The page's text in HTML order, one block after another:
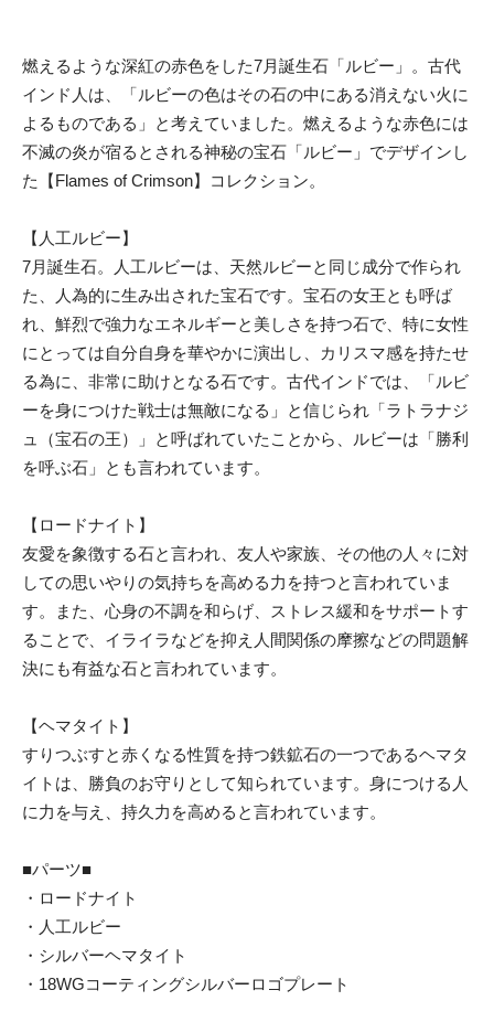
燃えるような深紅の赤色をした7月誕生石「ルビー」。古代
インド人は、「ルビーの色はその石の中にある消えない火に
よるものである」と考えていました。燃えるような赤色には
不滅の炎が宿るとされる神秘の宝石「ルビー」でデザインし
た【Flames of Crimson】コレクション。
【人工ルビー】
7月誕生石。人工ルビーは、天然ルビーと同じ成分で作られ
た、人為的に生み出された宝石です。宝石の女王とも呼ば
れ、鮮烈で強力なエネルギーと美しさを持つ石で、特に女性
にとっては自分自身を華やかに演出し、カリスマ感を持たせ
る為に、非常に助けとなる石です。古代インドでは、「ルビ
ーを身につけた戦士は無敵になる」と信じられ「ラトラナジ
ュ（宝石の王）」と呼ばれていたことから、ルビーは「勝利
を呼ぶ石」とも言われています。
【ロードナイト】
友愛を象徴する石と言われ、友人や家族、その他の人々に対
しての思いやりの気持ちを高める力を持つと言われていま
す。また、心身の不調を和らげ、ストレス緩和をサポートす
ることで、イライラなどを抑え人間関係の摩擦などの問題解
決にも有益な石と言われています。
【ヘマタイト】
すりつぶすと赤くなる性質を持つ鉄鉱石の一つであるヘマタ
イトは、勝負のお守りとして知られています。身につける人
に力を与え、持久力を高めると言われています。
■パーツ■
・ロードナイト
・人工ルビー
・シルバーヘマタイト
・18WGコーティングシルバーロゴプレート